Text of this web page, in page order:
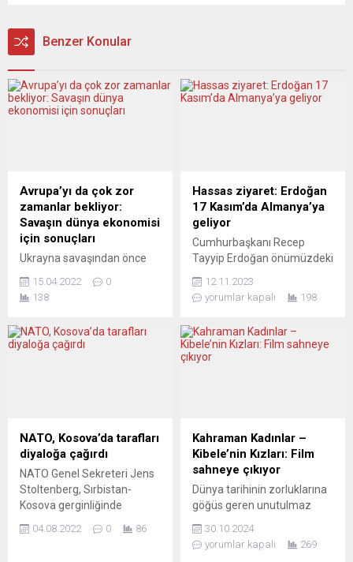
Benzer Konular
Avrupa’yı da çok zor
zamanlar bekliyor:
Savaşın dünya ekonomisi
için sonuçları
Ukrayna savaşından önce
fiyatları daha da artarken,
birçok Avrupa ülkesinde
7’yi aşmış durumda. Rusya
ve Ukrayna’nın başlıca
Avrupa medyasında
yorumcular, değişen
derecelerde olsa da ciddi
bir...
15.04.2022
0
138
Hassas ziyaret: Erdoğan
17 Kasım’da Almanya’ya
geliyor
Cumhurbaşkanı Recep
Tayyip Erdoğan önümüzdeki
ziyaret etmeyi planlıyor. “Bir
dizi siyasi konu” üzerine
planlanan ziyaretin Alman
hükümeti için bir denge
Hoffmann tarafından
açıklandı. Programa göre
Erdoğan önce
Cumhurbaşkanı Frank-
Walter Steinmeier ile
görüşecek, ardından...
12.11.2023
yorumlar kapalı
198
NATO, Kosova’da tarafları
diyaloğa çağırdı
NATO Genel Sekreteri Jens
Stoltenberg, Sırbistan-
Kosova gerginliğinde
için tarafların diyalog
04.08.2022 0 86
Kahraman Kadınlar –
Kibele’nin Kızları: Film
sahneye çıkıyor
Dünya tarihinin zorluklarına
göğüs geren unutulmaz
“Kahraman Kadınlar –
Kibele’nin Kızları” tiyatro
30.10.2024
yorumlar kapalı
269